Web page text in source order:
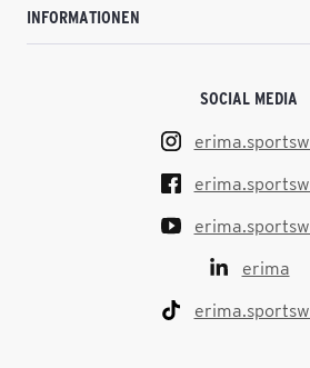
INFORMATIONEN
SOCIAL MEDIA
erima